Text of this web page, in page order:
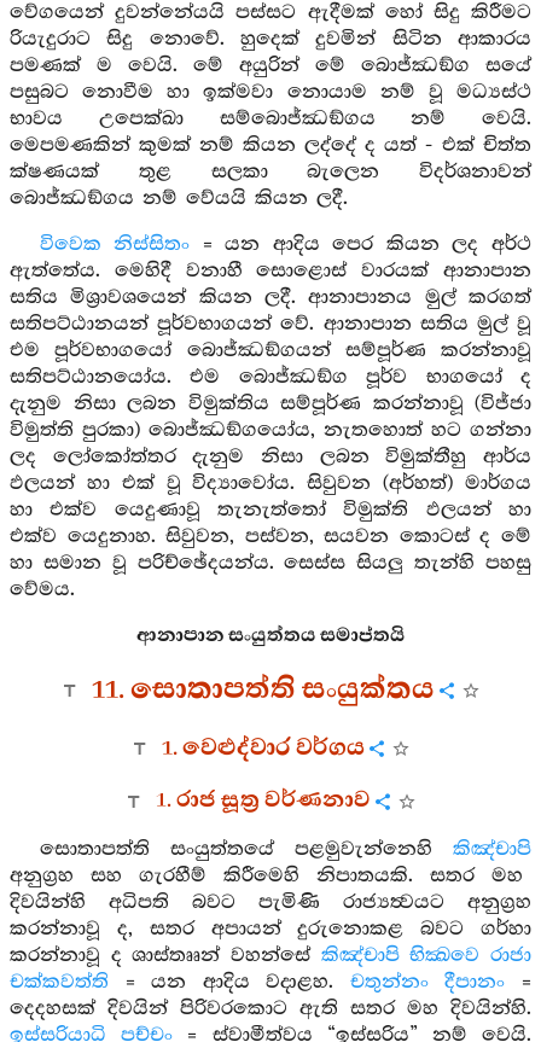
වේගයෙන් දුවන්නේයයි පස්සට ඇදීමක් හෝ සිදු කිරීමට
රියැදුරාට සිදු නොවේ. හුදෙක් දුවමින් සිටින ආකාරය
පමණක් ම වෙයි. මේ අයුරින් මේ බොජ්ඣඞ්ග සයේ
පසුබට නොවීම හා ඉක්මවා නොයාම නම් වූ මධ්‍යස්ථ
භාවය උපෙක්ඛා සම්බොජ්ඣඞ්ගය නම් වෙයි.
මෙපමණකින් කුමක් නම් කියන ලද්දේ ද යත් - එක් චිත්ත
ක්ෂණයක් තුළ සලකා බැලෙන විදර්ශනාවන්
බොජ්ඣඞ්ගය නම් වේයයි කියන ලදී.
විවෙක නිස්සිතං = යන ආදිය පෙර කියන ලද අර්ථ
ඇත්තේය. මෙහිදී වනාහී සොළොස් වාරයක් ආනාපාන
සතිය මිශ්‍රාවශයෙන් කියන ලදී. ආනාපානය මුල් කරගත්
සතිපට්ඨානයන් පූර්වභාගයන් වේ. ආනාපාන සතිය මුල් වූ
එම පූර්වභාගයෝ බොජ්ඣඞ්ගයන් සම්පූර්ණ කරන්නාවූ
සතිපට්ඨානයෝය. එම බොජ්ඣඞ්ග පූර්ව භාගයෝ ද
දැනුම නිසා ලබන විමුක්තිය සම්පූර්ණ කරන්නාවූ (විජ්ජා
විමුත්ති පුරකා) බොජ්ඣඞ්ගයෝය, නැතහොත් හට ගන්නා
ලද ලෝකෝත්තර දැනුම නිසා ලබන විමුක්තීහු ආර්ය
ඵලයන් හා එක් වූ විද්‍යාවෝය. සිවුවන (අර්හත්) මාර්ගය
හා එක්ව යෙදුණාවූ තැනැත්තෝ විමුක්ති ඵලයන් හා
එක්ව යෙදුනාහ. සිවුවන, පස්වන, සයවන කොටස් ද මේ
හා සමාන වූ පරිච්ඡේදයන්ය. සෙස්ස සියලු තැන්හි පහසු
වේමය.
ආනාපාන සංයුත්තය සමාප්තයි
11. සොතාපත්ති සංයුක්තය
1. වෙළුද්වාර වර්ගය
1. රාජ සූත්‍ර වර්ණනාව
සොතාපත්ති සංයුත්තයේ පළමුවැන්නෙහි කිඤ්චාපි
අනුග්‍රහ සහ ගැරහීම් කිරීමෙහි නිපාතයකි. සතර මහ
දිවයින්හි අධිපති බවට පැමිණි රාජ්‍යත්‍වයට අනුග්‍රහ
කරන්නාවූ ද, සතර අපායන් දුරුනොකළ බවට ගර්හා
කරන්නාවූ ද ශාස්තෲන් වහන්සේ කිඤ්චාපි භික්‍ඛවෙ රාජා
චක්කවත්ති = යන ආදිය වදාළහ. චතුන්නං දීපානං =
දෙදහසක් දිවයින් පිරිවරකොට ඇති සතර මහ දිවයින්හි.
ඉස්සරියාධි පච්චං = ස්වාමීත්වය “ඉස්සරිය” නම් වෙයි.